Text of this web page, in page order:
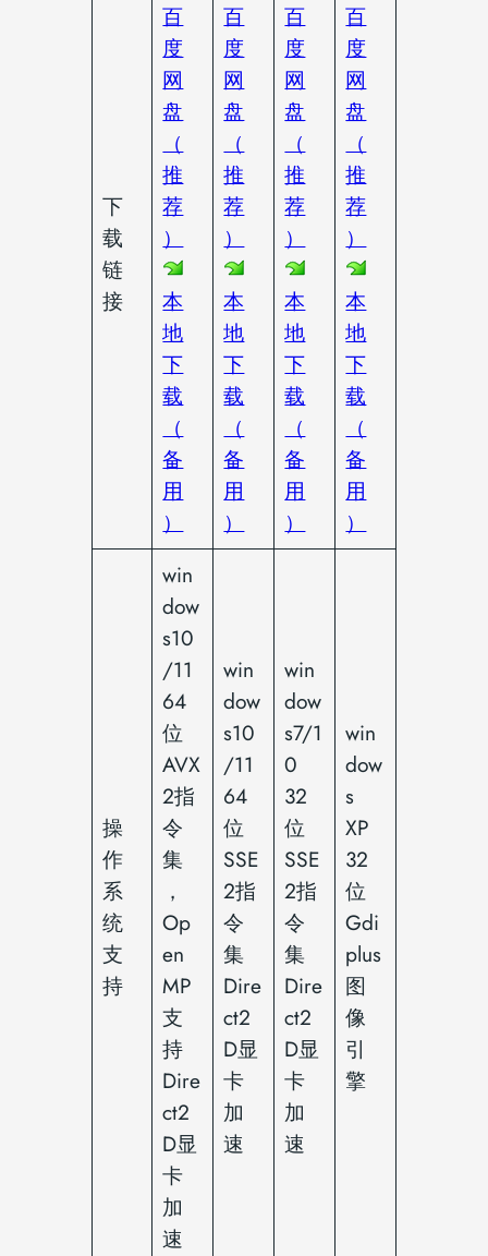
下
载
链
接
百
度
网
盘
（
推
荐
）
本
地
下
载
（
备
用
）
百
度
网
盘
（
推
荐
）
本
地
下
载
（
备
用
）
百
度
网
盘
（
推
荐
）
本
地
下
载
（
备
用
）
百
度
网
盘
（
推
荐
）
本
地
下
载
（
备
用
）
操
作
系
统
支
持
win
dow
s10
/11
64
位
AVX
2指
令
集
，
Op
en
MP
支
持
Dire
ct2
D显
卡
加
速
win
dow
s10
/11
64
位
SSE
2指
令
集
Dire
ct2
D显
卡
加
速
win
dow
s7/1
0
32
位
SSE
2指
令
集
Dire
ct2
D显
卡
加
速
win
dow
s
XP
32
位
Gdi
plus
图
像
引
擎